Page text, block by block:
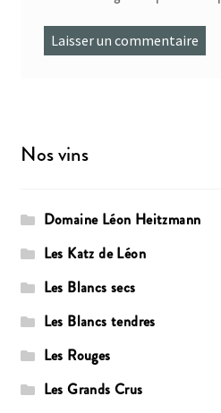
Nos vins
Domaine Léon Heitzmann
Les Katz de Léon
Les Blancs secs
Les Blancs tendres
Les Rouges
Les Grands Crus